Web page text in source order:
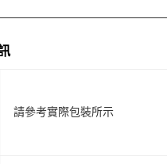
請參考實際包裝所示